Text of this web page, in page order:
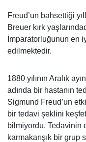
Freud’un bahsettiği
Breuer kırk
İmparatorluğunun en
edilmektedir.
1880 yılının Aralık
adında bir hastanın
Sigmund Freud’un
bir tedavi şeklini
bilmiyordu. Tedavinin
karmakarışık bir grup